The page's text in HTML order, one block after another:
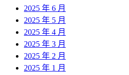
2025 年 6 月
2025 年 5 月
2025 年 4 月
2025 年 3 月
2025 年 2 月
2025 年 1 月